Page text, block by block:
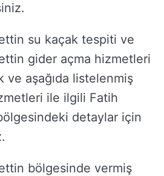
su kaçak tespiti ve
gider açma hizmetleri
ve aşağıda listelenmiş
ile ilgili Fatih
detaylar için
bölgesinde vermiş